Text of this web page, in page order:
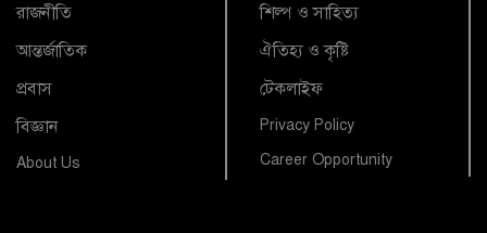
রাজনীতি
আন্তর্জাতিক
প্রবাস
বিজ্ঞান
About Us
শিল্প ও সাহিত্য
ঐতিহ্য ও কৃষ্টি
টেকলাইফ
Privacy Policy
Career Opportunity